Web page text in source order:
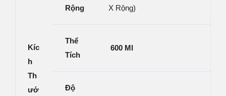
Kíc
H
Th
Ướ
Rộng
X Rộng)
Thể
Tích
600 Ml
Độ